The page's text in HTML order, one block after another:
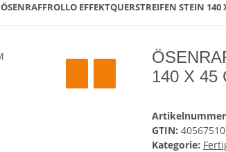
ÖSENRAFFROLLO EFFEKTQUERSTREIFEN STEIN 140
140 X 45
GTIN:
Kategorie: